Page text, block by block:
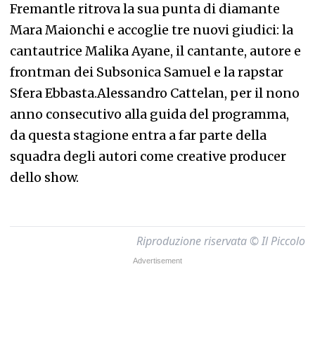
Fremantle ritrova la sua punta di diamante
Mara Maionchi e accoglie tre nuovi giudici: la
cantautrice Malika Ayane, il cantante, autore e
frontman dei Subsonica Samuel e la rapstar
Sfera Ebbasta.Alessandro Cattelan, per il nono
anno consecutivo alla guida del programma,
da questa stagione entra a far parte della
squadra degli autori come creative producer
dello show.
Riproduzione riservata © Il Piccolo